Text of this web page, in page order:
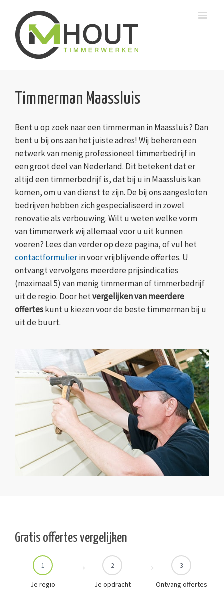
Timmerman Maassluis
Bent u op zoek naar een timmerman in Maassluis? Dan
bent u bij ons aan het juiste adres! Wij beheren een
netwerk van menig professioneel timmerbedrijf in
een groot deel van Nederland. Dit betekent dat er
altijd een timmerbedrijf is, dat bij u in Maassluis kan
komen, om u van dienst te zijn. De bij ons aangesloten
bedrijven hebben zich gespecialiseerd in zowel
renovatie als verbouwing. Wilt u weten welke vorm
van timmerwerk wij allemaal voor u uit kunnen
voeren? Lees dan verder op deze pagina, of vul het
contactformulierin voor vrijblijvende offertes. U
ontvangt vervolgens meerdere prijsindicaties
(maximaal 5) van menig timmerman of timmerbedrijf
uit de regio. Door hetvergelijken van meerdere
offerteskunt u kiezen voor de beste timmerman bij u
uit de buurt.
Gratis offertes vergelijken
1
Je regio
2
Je opdracht
3
Ontvang offertes